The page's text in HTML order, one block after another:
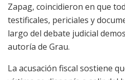
Zapag, coincidieron en que
testificales, periciales y
largo del debate judicial
autoría de Grau.
La acusación fiscal sostiene